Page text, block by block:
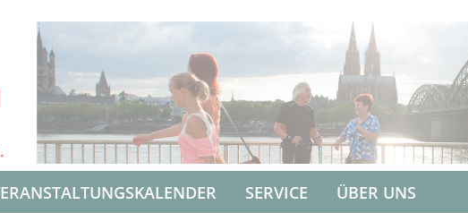
SERVICE ÜBER UNS